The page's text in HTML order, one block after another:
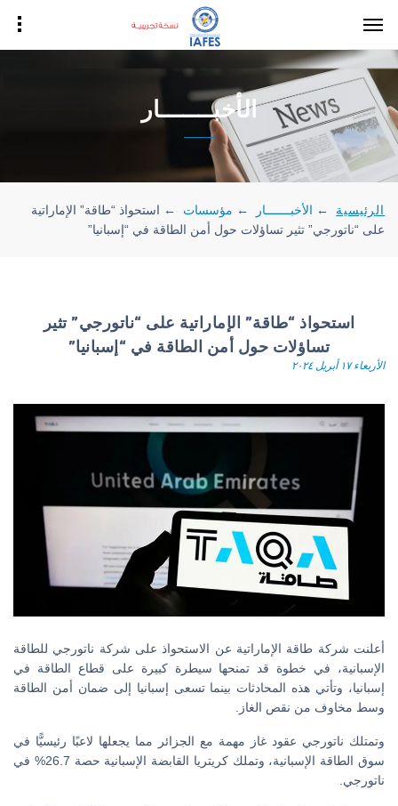
الأخبـــــــار
الرئيسية ← الأخبـــــــار ← مؤسسات ← استحواذ “طاقة” الإماراتية
على “ناتورجي” تثير تساؤلات حول أمن الطاقة في “إسبانيا”
استحواذ “طاقة” الإماراتية على “ناتورجي” تثير
تساؤلات حول أمن الطاقة في “إسبانيا”
الأربعاء ١٧ أبريل ٢٠٢٤
أعلنت شركة طاقة الإماراتية عن الاستحواذ على شركة ناتورجي للطاقة
الإسبانية، في خطوة قد تمنحها سيطرة كبيرة على قطاع الطاقة في
إسبانيا، وتأتي هذه المحادثات بينما تسعى إسبانيا إلى ضمان أمن الطاقة
وسط مخاوف من نقص الغاز.
وتمتلك ناتورجي عقود غاز مهمة مع الجزائر مما يجعلها لاعبًا رئيسيًّا في
سوق الطاقة الإسبانية، وتملك كريتريا القابضة الإسبانية حصة 26.7% في
ناتورجي.